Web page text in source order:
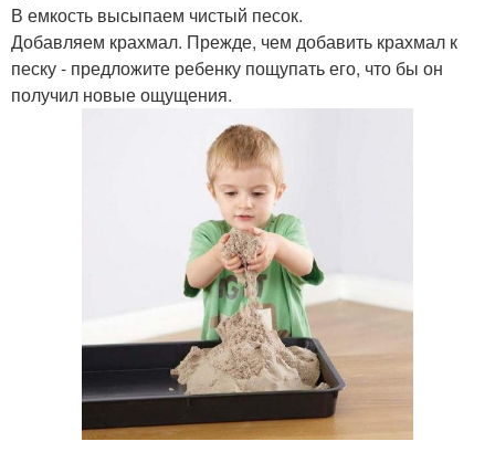
В емкость высыпаем чистый песок.
Добавляем крахмал. Прежде, чем добавить крахмал к
песку - предложите ребенку пощупать его, что бы он
получил новые ощущения.